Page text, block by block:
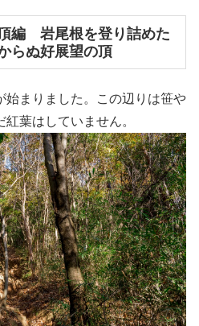
編 岩尾根を登り詰めた
らぬ好展望の頂
始まりました。この辺りは笹や
葉はしていません。